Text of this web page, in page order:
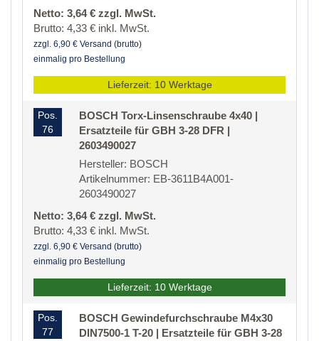
Netto: 3,64 € zzgl. MwSt.
Brutto: 4,33 € inkl. MwSt.
zzgl. 6,90 € Versand (brutto)
einmalig pro Bestellung
Lieferzeit: 10 Werktage
Pos.
76
BOSCH Torx-Linsenschraube 4x40 |
Ersatzteile für GBH 3-28 DFR |
2603490027
Hersteller: BOSCH
Artikelnummer: EB-3611B4A001-
2603490027
Netto: 3,64 € zzgl. MwSt.
Brutto: 4,33 € inkl. MwSt.
zzgl. 6,90 € Versand (brutto)
einmalig pro Bestellung
Lieferzeit: 10 Werktage
Pos.
77
BOSCH Gewindefurchschraube M4x30
DIN7500-1 T-20 | Ersatzteile für GBH 3-28